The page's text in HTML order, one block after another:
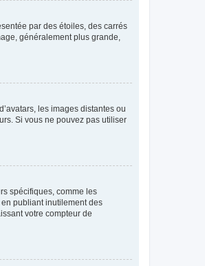
par des étoiles, des carrés
généralement plus grande,
les images distantes ou
Si vous ne pouvez pas utiliser
spécifiques, comme les
publiant inutilement des
votre compteur de